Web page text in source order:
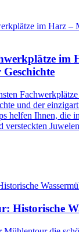
im
und der
helfen Ihnen, die
versteckten
Historische